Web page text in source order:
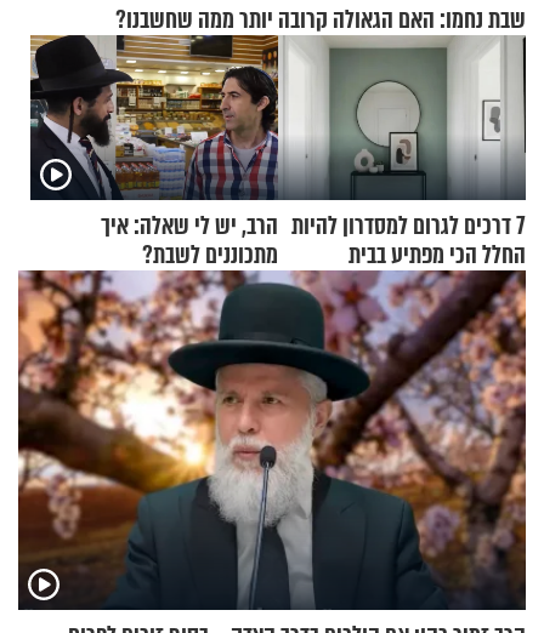
שבת נחמו: האם הגאולה קרובה יותר ממה שחשבנו?
7 דרכים לגרום למסדרון להיות
החלל הכי מפתיע בבית
הרב, יש לי שאלה: איך
מתכוננים לשבת?